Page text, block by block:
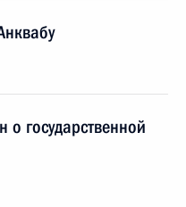
государственной